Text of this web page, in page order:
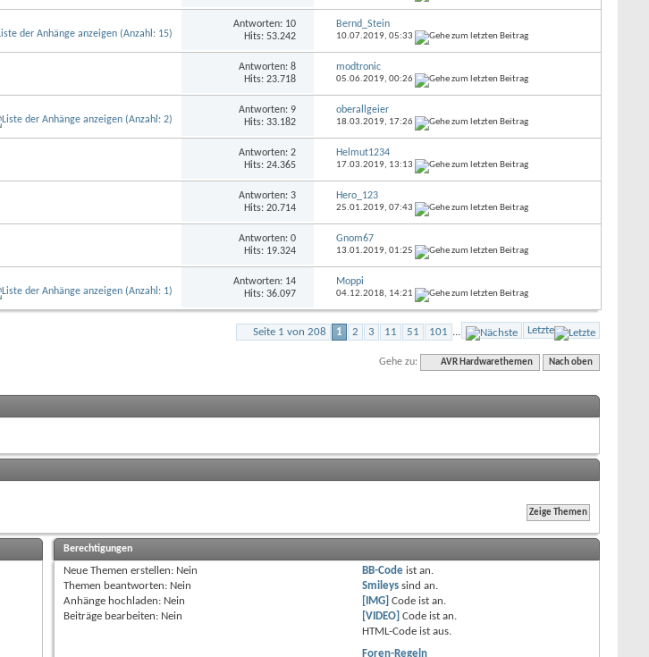
Antworten: 10
Hits: 53.242
Bernd_Stein
10.07.2019, 05:33
Antworten: 8
Hits: 23.718
modtronic
05.06.2019, 00:26
Antworten: 9
Hits: 33.182
oberallgeier
18.03.2019, 17:26
Antworten: 2
Hits: 24.365
Helmut1234
17.03.2019, 13:13
Antworten: 3
Hits: 20.714
Hero_123
25.01.2019, 07:43
Antworten: 0
Hits: 19.324
Gnom67
13.01.2019, 01:25
Antworten: 14
Hits: 36.097
Moppi
04.12.2018, 14:21
Seite 1 von 208 1 2 3 11 51 101 ... Letzte
Gehe zu: AVR Hardwarethemen Nach oben
Berechtigungen
Neue Themen erstellen: Nein
Themen beantworten: Nein
Anhänge hochladen: Nein
Beiträge bearbeiten: Nein
BB-Code istan.
Smileys sindan.
[IMG] Code istan.
[VIDEO] Code istan.
HTML-Code istaus.
Foren-Regeln